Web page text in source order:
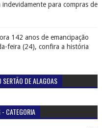
para compras de
142 anos de emancipação
feira (24), confira a história
DE ALAGOAS
CATEGORIA